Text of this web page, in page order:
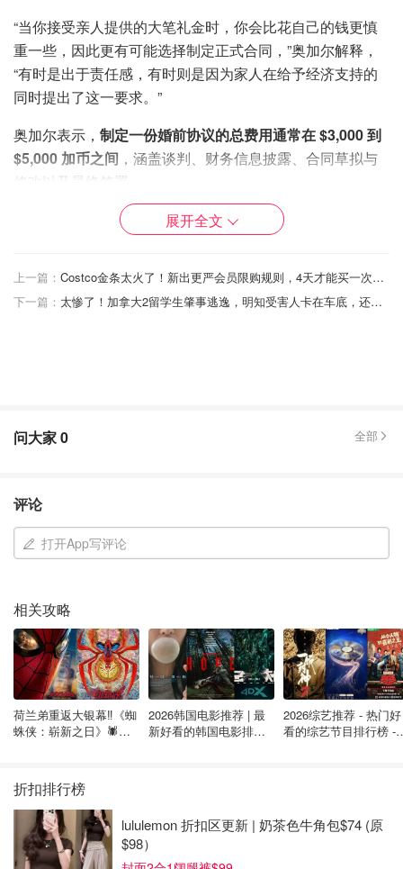
“当你接受亲人提供的大笔礼金时，你会比花自己的钱更慎
重一些，因此更有可能选择制定正式合同，”奥加尔解释，
“有时是出于责任感，有时则是因为家人在给予经济支持的
同时提出了这一要求。”
奥加尔表示， 制定一份婚前协议的总费用通常在 $3,000 到
$5,000 加币之间 ，涵盖谈判、财务信息披露、合同草拟与
修改以及最终签署。
如果你正在考虑婚前协议，这些内容值得了解：
1. 根据自身情况量身定制
TD财富管理部的财富规划主管妮可·尤因（Nicole Ewing）
避省级默认的资产与债务分配规定。对于未婚同居的伴侣，
同居协议（cohabitation agreement）也能起到类似作用。
“这其实是一个机会，让你们一起讨论对关系的期待、明确
共同目标、统一价值观，并为婚姻制定‘游戏规则’。”
“我常对客户说，其实你们早已有了婚姻合同——只是是政
2. 并非所有资产都一视同仁
在安省，如果没有婚前协议，婚姻中的房屋（matrimonial
home）即使是由其中一方婚前购入，离婚时也会被视为双
展开全文
上一篇：
Costco金条太火了！新出更严会员限购规则，4天才能买一次！价格涨疯了还能抢到？
下一篇：
太惨了！加拿大2留学生肇事逃逸，明知受害人卡在车底，还硬生生拖行1.3公里！
问大家0 全部
评论
打开App写评论
相关攻略
荷兰弟重返大银幕‼️《蜘
蛛侠：崭新之日》🕷️北
2026韩国电影推荐 | 最
新好看的韩国电影排行
2026综艺推荐 - 热门好
看的综艺节目排行榜 -
折扣排行榜
lululemon 折扣区更新 | 奶茶色牛角包$74 (原
$98）